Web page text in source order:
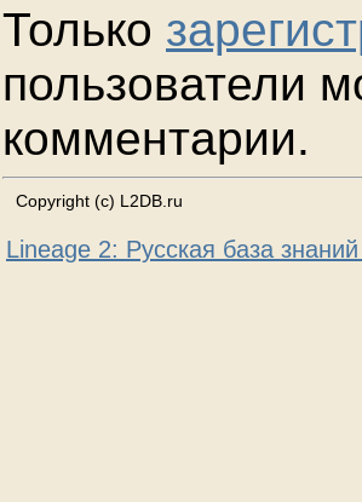
Только
пользователи
комментарии.
Copyright (c) L2DB.ru
Lineage 2: Русская база